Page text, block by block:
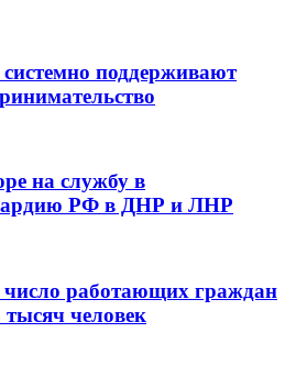
поддерживают
на службу в
РФ в ДНР и ЛНР
работающих граждан
человек